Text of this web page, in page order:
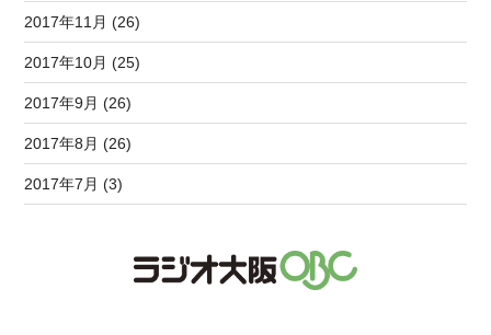
2017年11月 (26)
2017年10月 (25)
2017年9月 (26)
2017年8月 (26)
2017年7月 (3)